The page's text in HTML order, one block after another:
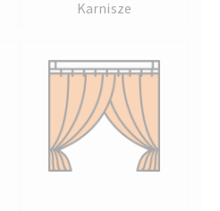
Karnisze